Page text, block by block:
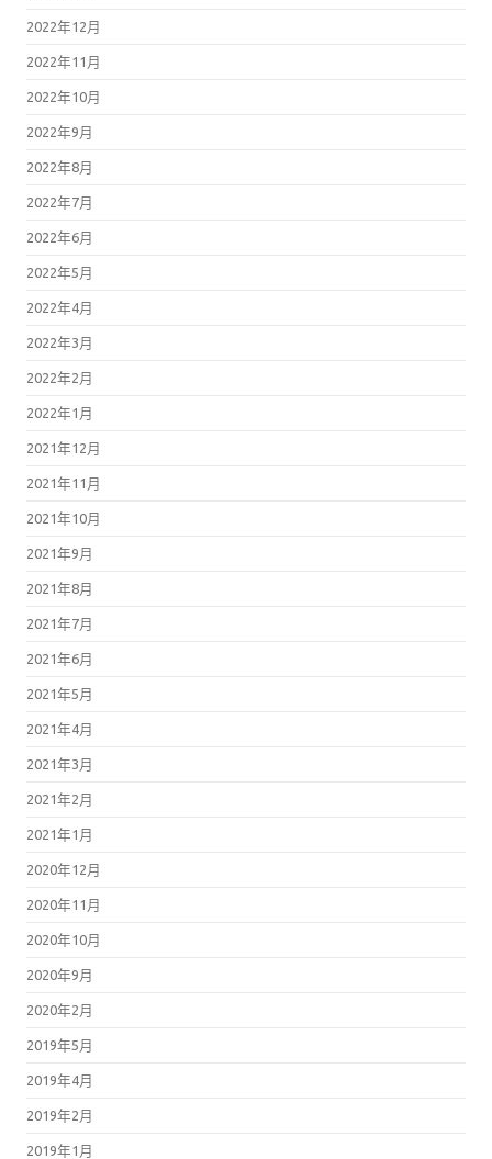
2022年12月
2022年11月
2022年10月
2022年9月
2022年8月
2022年7月
2022年6月
2022年5月
2022年4月
2022年3月
2022年2月
2022年1月
2021年12月
2021年11月
2021年10月
2021年9月
2021年8月
2021年7月
2021年6月
2021年5月
2021年4月
2021年3月
2021年2月
2021年1月
2020年12月
2020年11月
2020年10月
2020年9月
2020年2月
2019年5月
2019年4月
2019年2月
2019年1月